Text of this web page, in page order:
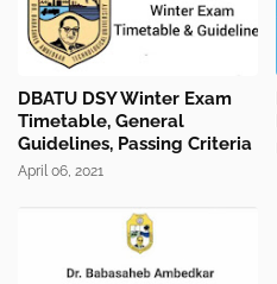
DBATU DSY Winter Exam
Timetable, General
Guidelines, Passing Criteria
April 06, 2021